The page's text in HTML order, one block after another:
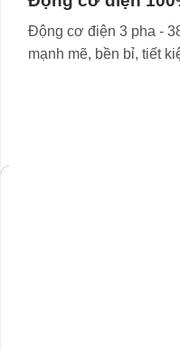
Động cơ điện 3 pha -
mạnh mẽ, bền bỉ, tiết